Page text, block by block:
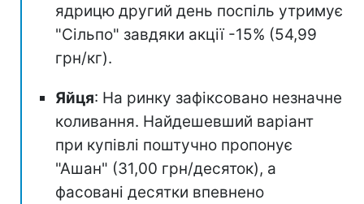
ядрицю другий день поспіль утримує
"Сільпо" завдяки акції -15% (54,99
грн/кг).
Яйця: На ринку зафіксовано незначне
коливання. Найдешевший варіант
при купівлі поштучно пропонує
"Ашан" (31,00 грн/десяток), а
фасовані десятки впевнено